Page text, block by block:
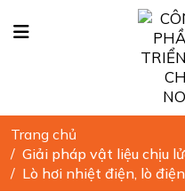
Trang chủ
/ Giải pháp vật liệu chịu
/ Lò hơi nhiệt điện, lò